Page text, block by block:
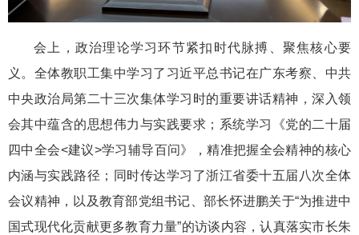
会上，政治理论学习环节紧扣时代脉搏、聚焦核心要
义。全体教职工集中学习了习近平总书记在广东考察、中共
中央政治局第二十三次集体学习时的重要讲话精神，深入领
会其中蕴含的思想伟力与实践要求；系统学习《党的二十届
四中全会<建议>学习辅导百问》，精准把握全会精神的核心
内涵与实践路径；同时传达学习了浙江省委十五届八次全体
会议精神，以及教育部党组书记、部长怀进鹏关于“为推进中
国式现代化贡献更多教育力量”的访谈内容，认真落实市长朱